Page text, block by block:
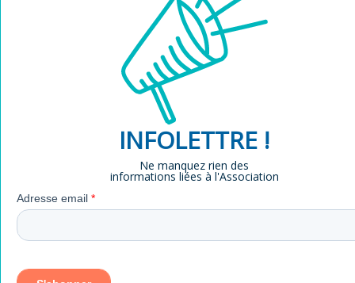
INFOLETTRE !
Ne manquez rien des
informations liées à l'Association